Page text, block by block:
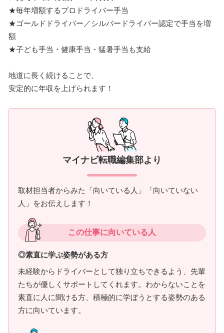
★毎年増額するプロドライバー手当
★ゴールドドライバー／シルバードライバー認定で手当を増
額
★子ども手当・健康手当・猛暑手当も支給
地道に長く続けることで、
安定的に年収を上げられます！
マイナビ転職編集部より
取材担当者からみた「向いている人」「向いていない
人」をお伝えします！
この仕事に向いている人
◎素直に学ぶ姿勢がある方
未経験からドライバーとして独り立ちできるよう、先輩
たちが優しくサポートしてくれます。わからないことを
素直に人に聞ける方、積極的に学ぼうとする姿勢のある
方に向いています。